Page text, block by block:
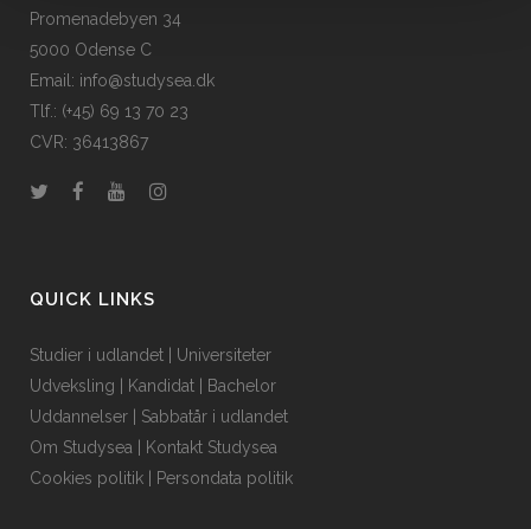
Promenadebyen 34
5000 Odense C
Email: info@studysea.dk
Tlf.: (+45) 69 13 70 23
CVR: 36413867
QUICK LINKS
Studier i udlandet
Universiteter
Udveksling
Kandidat
Bachelor
Uddannelser
Sabbatår i udlandet
Om Studysea
Kontakt Studysea
Cookies politik
Persondata politik